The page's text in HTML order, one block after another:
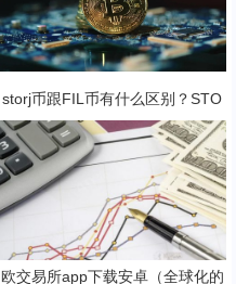
storj币跟FIL币有什么区别？STO
RJ币还有赚钱空间吗?
欧交易所app下载安卓（全球化的